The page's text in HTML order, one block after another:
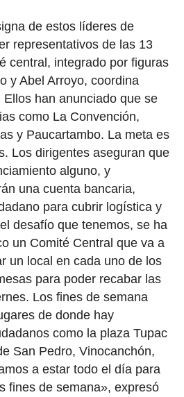
de estos líderes de
representativos de las 13
central, integrado por figuras
y Abel Arroyo, coordina
han anunciado que se
como La Convención,
y Paucartambo. La meta es
Los dirigentes aseguran que
alguno, y
una cuenta bancaria,
para cubrir logística y
desafío que tenemos, se ha
un Comité Central que va a
un local en cada uno de los
para poder recabar las
Los fines de semana
de donde hay
como la plaza Tupac
San Pedro, Vinocanchón,
a estar todo el día para
fines de semana», expresó